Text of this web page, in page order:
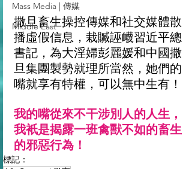
Mass Media | 傳媒
Middle East
撒旦畜生操控傳媒和社交媒體散
播虛假信息，栽贓誣衊習近平總
書記，為大淫婦彭麗媛和中國撒
旦集團製勢就理所當然，她們的
嘴就享有特權，可以無中生有！
我的嘴從來不干涉別人的人生，
我衹是揭露一班禽獸不如的畜生
的邪惡行為！
標記：